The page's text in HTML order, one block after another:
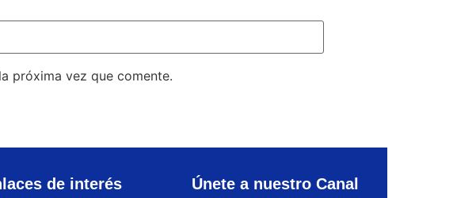
próxima vez que comente.
de interés Únete a nuestro Canal